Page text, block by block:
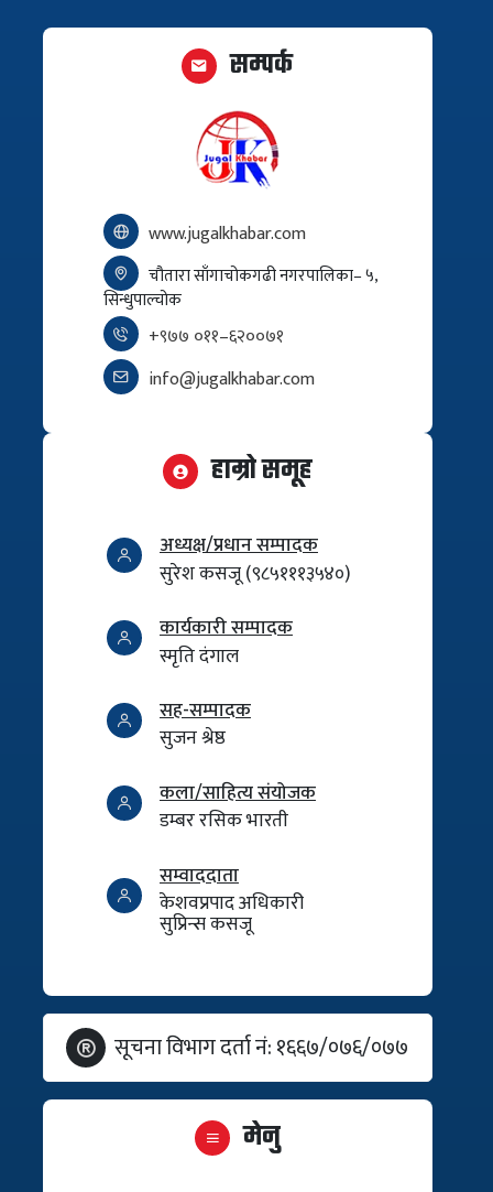
सम्पर्क
www.jugalkhabar.com
चौतारा साँगाचोकगढी नगरपालिका– ५,
सिन्धुपाल्चोक
+९७७ ०११–६२००७१
info@jugalkhabar.com
हाम्रो समूह
अध्यक्ष/प्रधान सम्पादक
सुरेश कसजू (९८५१११३५४०)
कार्यकारी सम्पादक
स्मृति दंगाल
सह-सम्पादक
सुजन श्रेष्ठ
कला/साहित्य संयोजक
डम्बर रसिक भारती
सम्वाददाता
केशवप्रपाद अधिकारी
सुप्रिन्स कसजू
सूचना विभाग दर्ता नं: १६६७/०७६/०७७
मेनु